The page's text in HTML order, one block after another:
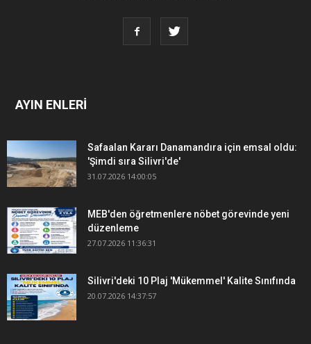
AYIN ENLERİ
Safaalan Kararı Danamandıra için emsal oldu:
'Şimdi sıra Silivri'de'
31.07.2026 14:00:05
MEB'den öğretmenlere nöbet görevinde yeni
düzenleme
27.07.2026 11:36:31
Silivri'deki 10 Plaj 'Mükemmel' Kalite Sınıfında
20.07.2026 14:37:57